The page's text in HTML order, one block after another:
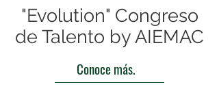
"Evolution" Congreso
de Talento by AIEMAC
Conoce más.